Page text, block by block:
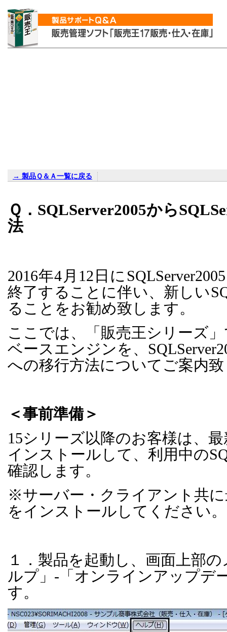
→ 製品Ｑ＆Ａ一覧に戻る
Ｑ． SQLServer2005から
法
2016年4 月 12 日に SQLServer2005
終了することに伴い、新しい
ることをお勧め致します。
ここでは、「販売王シリーズ
ベースエンジンを、
への移行方法についてご案内
＜事前準備＞
15シリーズ以降のお客様は、
インストールして、利用中の
確認します。
※サーバー・クライアント共
をインストールしてください。
１．製品を起動し、画面上部
ルプ」 - 「オンラインアップデ
す。